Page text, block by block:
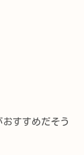
すすめだそう